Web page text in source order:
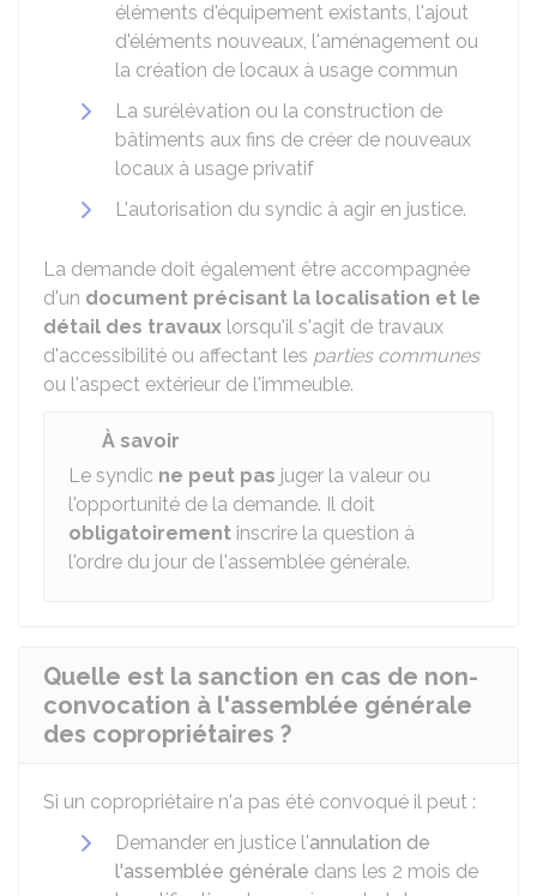
éléments d'équipement existants, l'ajout
d'éléments nouveaux, l'aménagement ou
la création de locaux à usage commun
La surélévation ou la construction de
bâtiments aux fins de créer de nouveaux
locaux à usage privatif
L'autorisation du syndic à agir en justice.
La demande doit également être accompagnée
d'un document précisant la localisation et le
détail des travaux lorsqu'il s'agit de travaux
d'accessibilité ou affectant les parties communes
ou l'aspect extérieur de l'immeuble.
À savoir
Le syndic ne peut pas juger la valeur ou
l'opportunité de la demande. Il doit
obligatoirement inscrire la question à
l'ordre du jour de l'assemblée générale.
Quelle est la sanction en cas de non-
convocation à l'assemblée générale
des copropriétaires ?
Si un copropriétaire n'a pas été convoqué il peut :
Demander en justice l'annulation de
l'assemblée générale dans les 2 mois de